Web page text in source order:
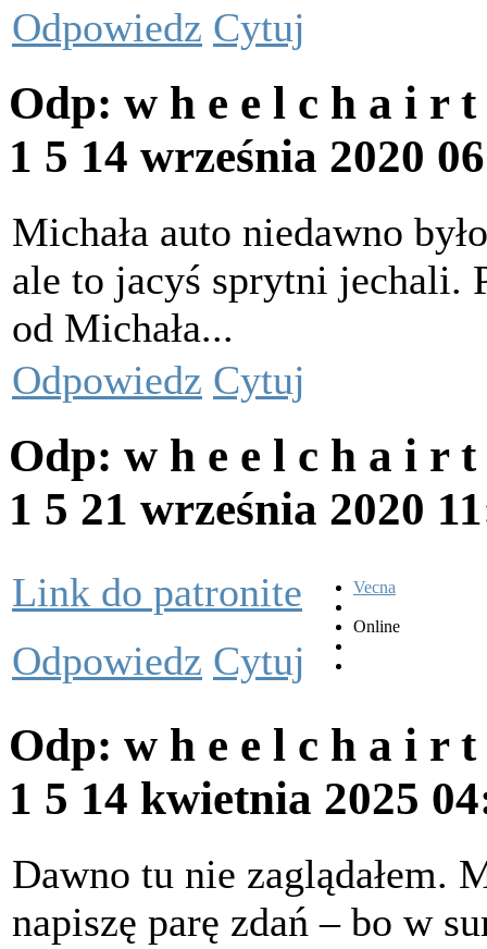
Odpowiedz Cytuj
Odp: w h e e l c h a i r
1 5 14 września 2020
Michała auto niedawno
ale to jacyś sprytni jechali.
od Michała...
Odpowiedz Cytuj
Odp: w h e e l c h a i r
1 5 21 września 2020
Link do patronite Vecna
Online
Odpowiedz Cytuj
Odp: w h e e l c h a i r
1 5 14 kwietnia 2025
Dawno tu nie zaglądałem.
napiszę parę zdań – bo w